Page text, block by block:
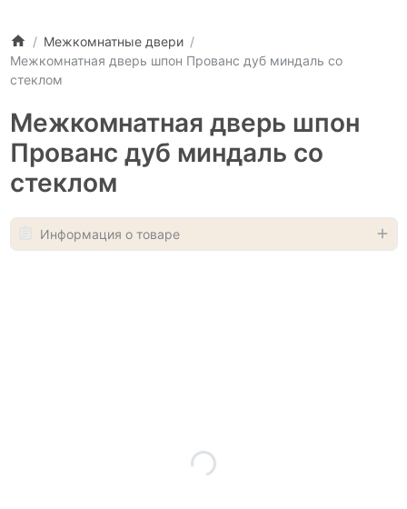
Межкомнатные двери
Межкомнатная дверь шпон Прованс дуб миндаль со
стеклом
Межкомнатная дверь шпон
Прованс дуб миндаль со
стеклом
Информация о товаре